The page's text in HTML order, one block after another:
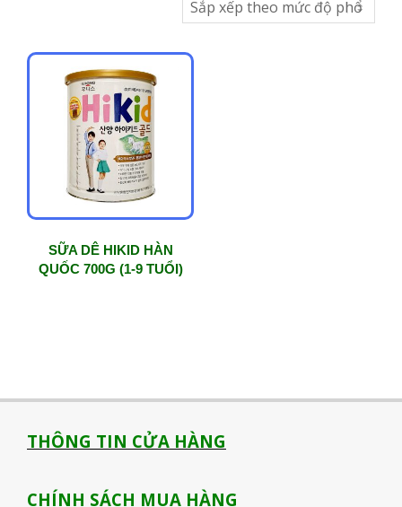
SỮA DÊ HIKID HÀN
QUỐC 700G (1-9 TUỔI)
THÔNG TIN CỬA HÀNG
CHÍNH SÁCH MUA HÀNG